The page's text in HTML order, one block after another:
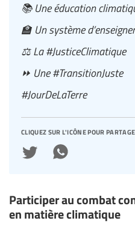
📚 Une éducation
🏫 Un système
⚖️ La #JusticeClimatique
⏩ Une #TransitionJuste
#JourDeLaTerre
cliquez sur l'icône pour
Participer au combat
en matière climatique